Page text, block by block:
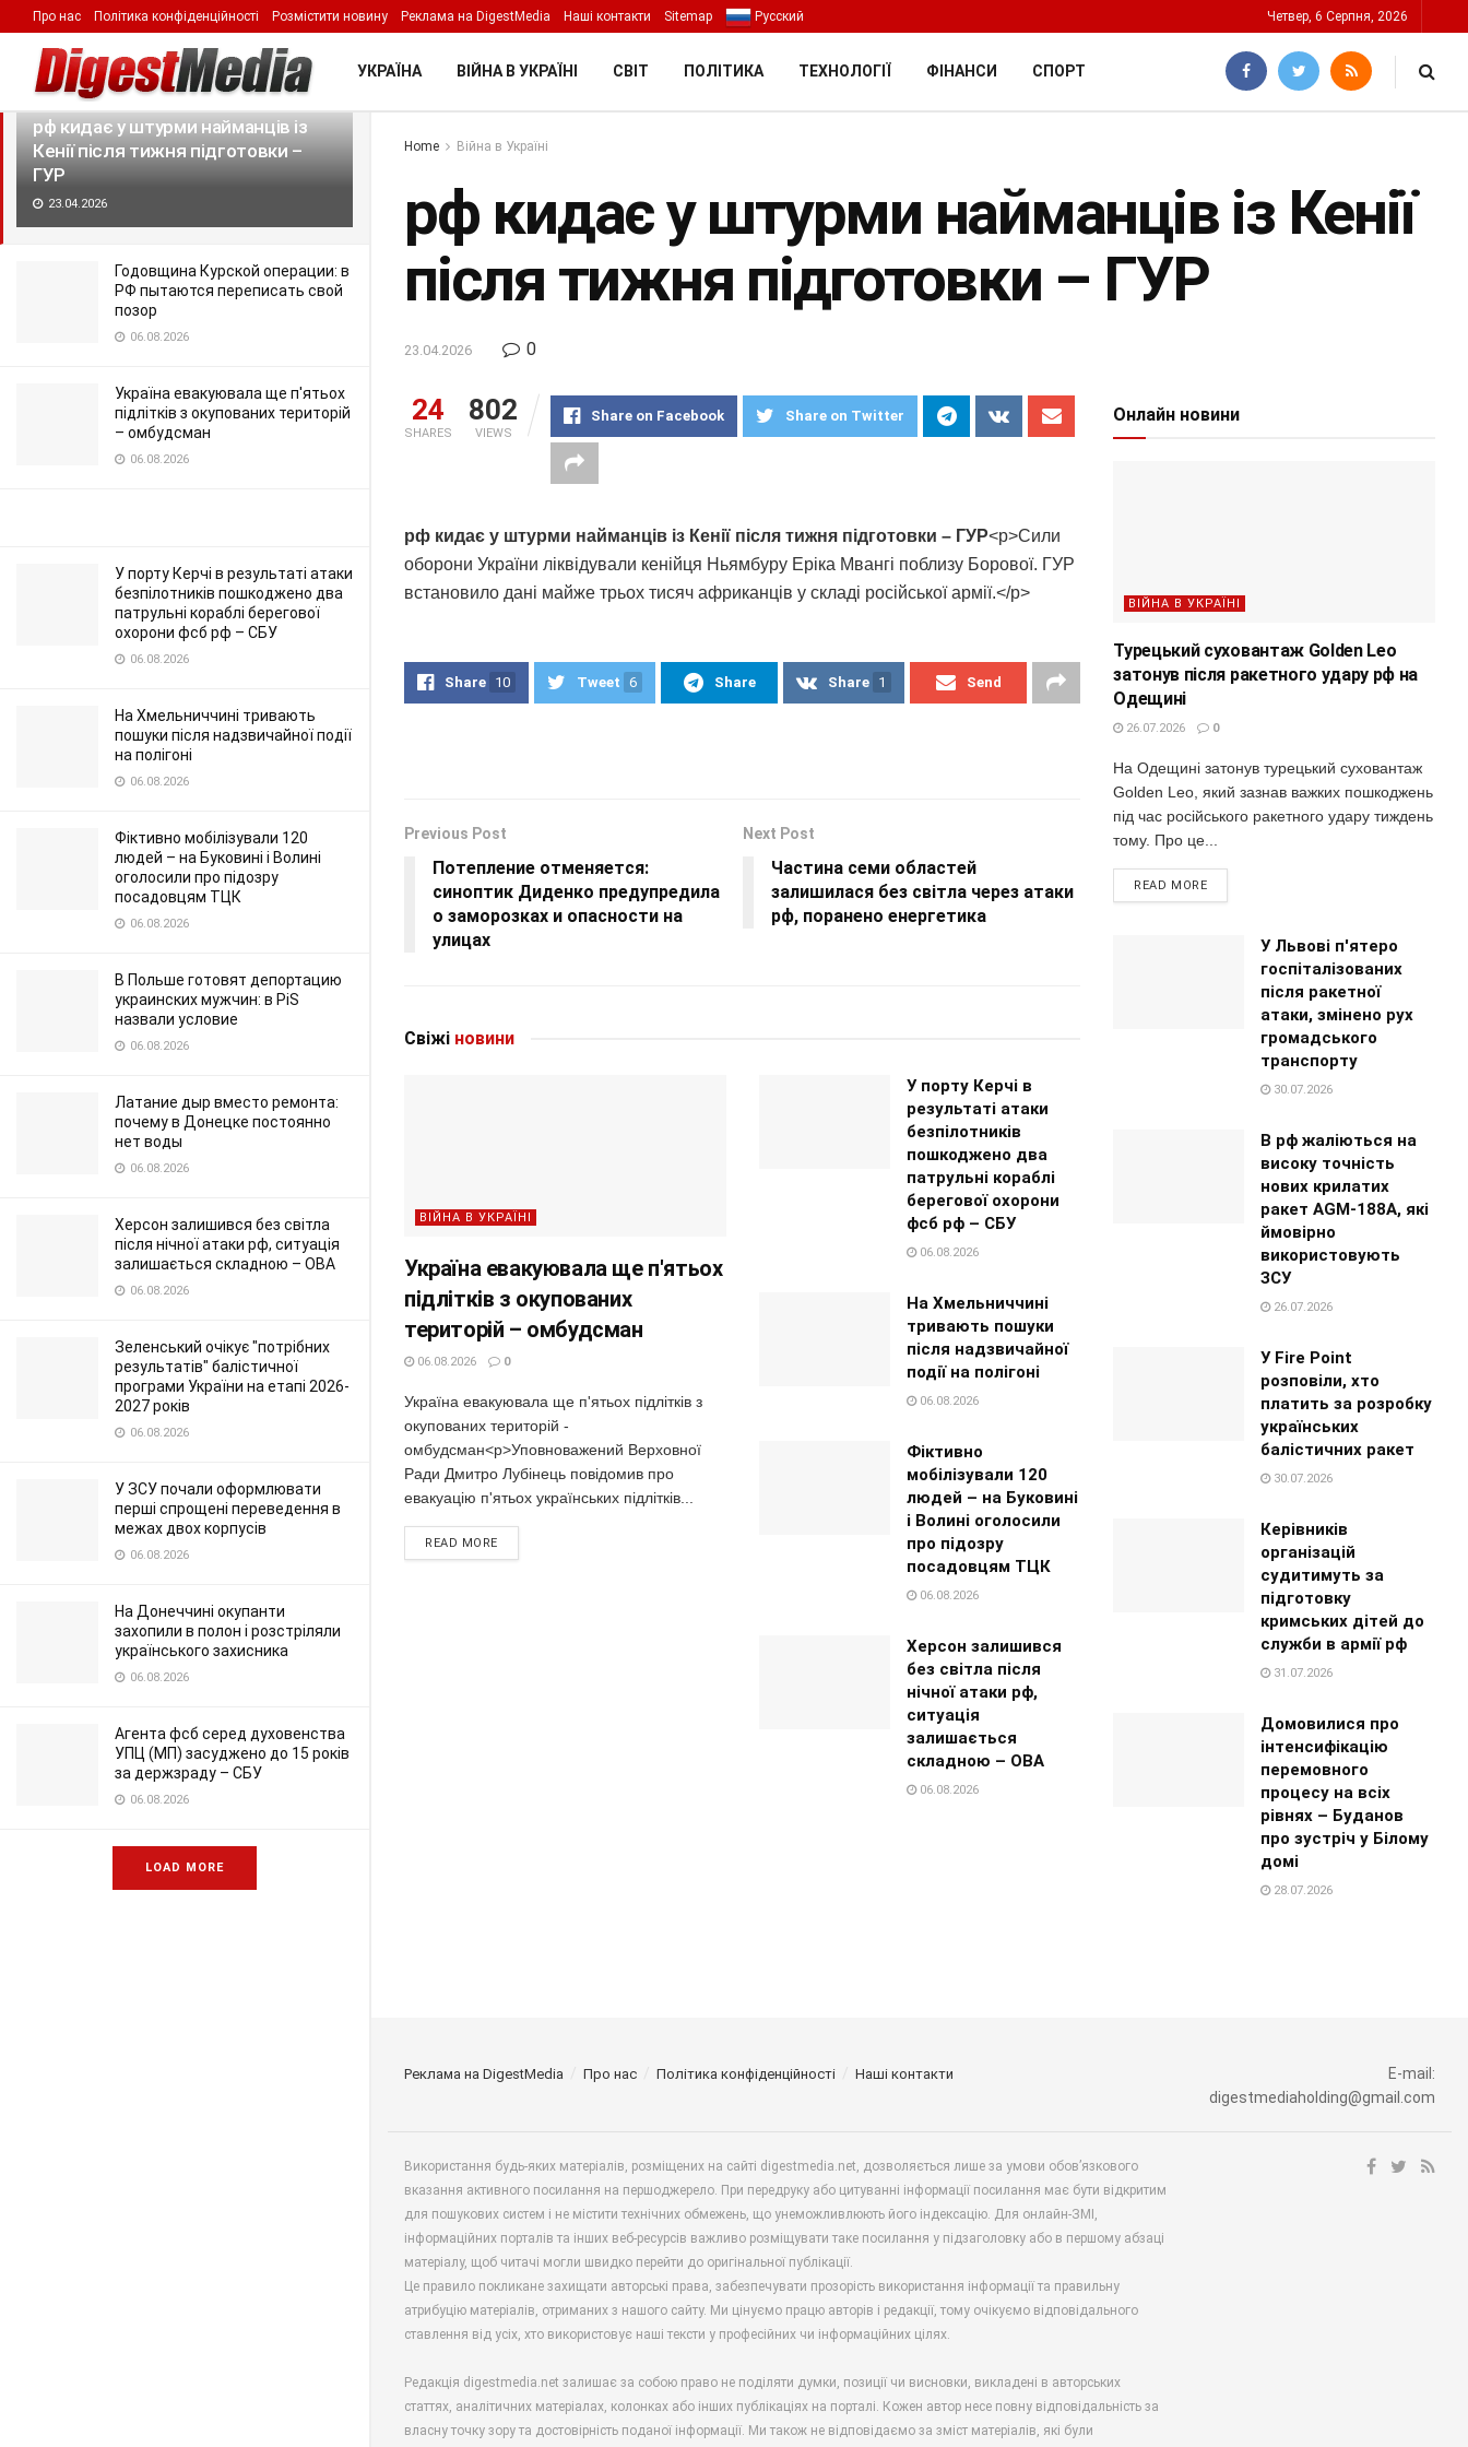
LATEST TRENDING Filter
рф кидає у штурми найманців із
Кенії після тижня підготовки –
ГУР
23.04.2026
Годовщина Курской операции: в
РФ пытаются переписать свой
позор
06.08.2026
Україна евакуювала ще п'ятьох
підлітків з окупованих територій
– омбудсман
06.08.2026
У порту Керчі в результаті атаки
безпілотників пошкоджено два
патрульні кораблі берегової
охорони фсб рф – СБУ
06.08.2026
На Хмельниччині тривають
пошуки після надзвичайної події
на полігоні
06.08.2026
Фіктивно мобілізували 120
людей – на Буковині і Волині
оголосили про підозру
посадовцям ТЦК
06.08.2026
В Польше готовят депортацию
украинских мужчин: в PiS
назвали условие
06.08.2026
Латание дыр вместо ремонта:
почему в Донецке постоянно
нет воды
06.08.2026
Херсон залишився без світла
після нічної атаки рф, ситуація
залишається складною – ОВА
06.08.2026
Зеленський очікує "потрібних
результатів" балістичної
програми України на етапі 2026-
2027 років
06.08.2026
У ЗСУ почали оформлювати
перші спрощені переведення в
межах двох корпусів
06.08.2026
На Донеччині окупанти
захопили в полон і розстріляли
українського захисника
06.08.2026
Агента фсб серед духовенства
УПЦ (МП) засуджено до 15 років
за держзраду – СБУ
06.08.2026
LOAD MORE
Про нас Політика конфіденційності Розмістити новину Реклама на DigestMedia Наші контакти Sitemap Русский Четвер, 6 Серпня, 2026
УКРАЇНА ВІЙНА В УКРАЇНІ СВІТ ПОЛІТИКА ТЕХНОЛОГІЇ ФІНАНСИ СПОРТ
Home Війна в Україні
рф кидає у штурми найманців із Кенії
після тижня підготовки – ГУР
23.04.2026 0
24
SHARES
802
VIEWS
Share on Facebook Share on Twitter
рф кидає у штурми найманців із Кенії після тижня підготовки – ГУР<p>Сили
оборони України ліквідували кенійця Ньямбуру Еріка Мвангі поблизу Борової. ГУР
встановило дані майже трьох тисяч африканців у складі російської армії.</p>
Share 10 Tweet 6 Share Share 1 Send
Previous Post
Потепление отменяется:
синоптик Диденко предупредила
о заморозках и опасности на
улицах
Next Post
Частина семи областей
залишилася без світла через атаки
рф, поранено енергетика
Свіжі новини
ВІЙНА В УКРАЇНІ
Україна евакуювала ще п'ятьох
підлітків з окупованих
територій – омбудсман
06.08.2026 0
Україна евакуювала ще п'ятьох підлітків з
окупованих територій -
омбудсман<p>Уповноважений Верховної
Ради Дмитро Лубінець повідомив про
евакуацію п'ятьох українських підлітків...
READ MORE
У порту Керчі в
результаті атаки
безпілотників
пошкоджено два
патрульні кораблі
берегової охорони
фсб рф – СБУ
06.08.2026
На Хмельниччині
тривають пошуки
після надзвичайної
події на полігоні
06.08.2026
Фіктивно
мобілізували 120
людей – на Буковині
і Волині оголосили
про підозру
посадовцям ТЦК
06.08.2026
Херсон залишився
без світла після
нічної атаки рф,
ситуація
залишається
складною – ОВА
06.08.2026
Онлайн новини
ВІЙНА В УКРАЇНІ
Турецький суховантаж Golden Leo
затонув після ракетного удару рф на
Одещині
26.07.2026 0
На Одещині затонув турецький суховантаж
Golden Leo, який зазнав важких пошкоджень
під час російського ракетного удару тиждень
тому. Про це...
READ MORE
У Львові п'ятеро
госпіталізованих
після ракетної
атаки, змінено рух
громадського
транспорту
30.07.2026
В рф жаліються на
високу точність
нових крилатих
ракет AGM-188A, які
ймовірно
використовують
ЗСУ
26.07.2026
У Fire Point
розповіли, хто
платить за розробку
українських
балістичних ракет
30.07.2026
Керівників
організацій
судитимуть за
підготовку
кримських дітей до
служби в армії рф
31.07.2026
Домовилися про
інтенсифікацію
перемовного
процесу на всіх
рівнях – Буданов
про зустріч у Білому
домі
28.07.2026
Реклама на DigestMedia Про нас Політика конфіденційності Наші контакти
E-mail:
digestmediaholding@gmail.com
Використання будь-яких матеріалів, розміщених на сайті digestmedia.net, дозволяється лише за умови обов’язкового
вказання активного посилання на першоджерело. При передруку або цитуванні інформації посилання має бути відкритим
для пошукових систем і не містити технічних обмежень, що унеможливлюють його індексацію. Для онлайн-ЗМІ,
інформаційних порталів та інших веб-ресурсів важливо розміщувати таке посилання у підзаголовку або в першому абзаці
матеріалу, щоб читачі могли швидко перейти до оригінальної публікації.
Це правило покликане захищати авторські права, забезпечувати прозорість використання інформації та правильну
атрибуцію матеріалів, отриманих з нашого сайту. Ми цінуємо працю авторів і редакції, тому очікуємо відповідального
ставлення від усіх, хто використовує наші тексти у професійних чи інформаційних цілях.
Редакція digestmedia.net залишає за собою право не поділяти думки, позиції чи висновки, викладені в авторських
статтях, аналітичних матеріалах, колонках або інших публікаціях на порталі. Кожен автор несе повну відповідальність за
власну точку зору та достовірність поданої інформації. Ми також не відповідаємо за зміст матеріалів, які були